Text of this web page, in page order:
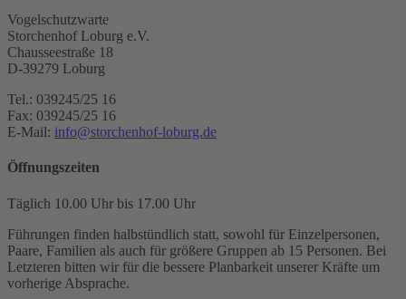
Vogelschutzwarte
Storchenhof Loburg e.V.
Chausseestraße 18
D-39279 Loburg
Tel.: 039245/25 16
Fax: 039245/25 16
E-Mail: info@storchenhof-loburg.de
Öffnungszeiten
Täglich 10.00 Uhr bis 17.00 Uhr
Führungen finden halbstündlich statt, sowohl für Einzelpersonen,
Paare, Familien als auch für größere Gruppen ab 15 Personen. Bei
Letzteren bitten wir für die bessere Planbarkeit unserer Kräfte um
vorherige Absprache.